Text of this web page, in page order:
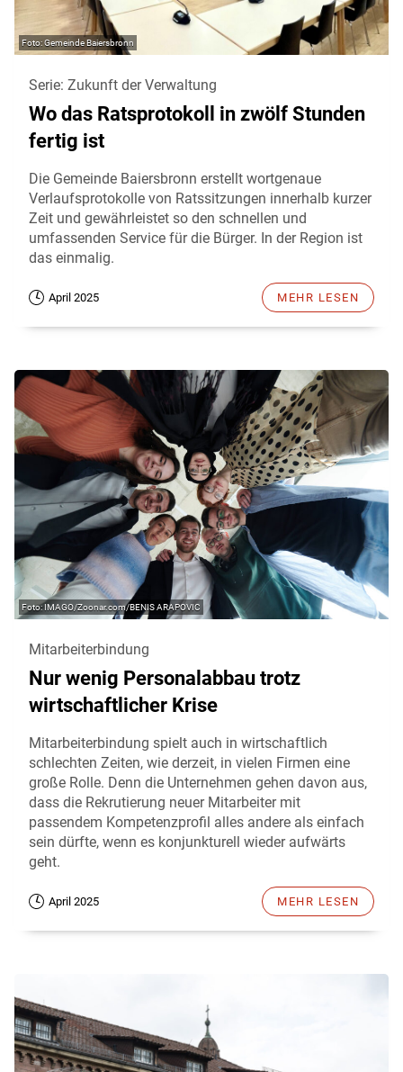
Gemeinde Baiersbronn
Serie: Zukunft der Verwaltung
Wo das Ratsprotokoll in zwölf Stunden
fertig ist
Die Gemeinde Baiersbronn erstellt wortgenaue
Verlaufsprotokolle von Ratssitzungen innerhalb kurzer
Zeit und gewährleistet so den schnellen und
umfassenden Service für die Bürger. In der Region ist
das einmalig.
April 2025 MEHR LESEN
IMAGO/Zoonar.com/BENIS ARAPOVIC
Mitarbeiterbindung
Nur wenig Personalabbau trotz
wirtschaftlicher Krise
Mitarbeiterbindung spielt auch in wirtschaftlich
schlechten Zeiten, wie derzeit, in vielen Firmen eine
große Rolle. Denn die Unternehmen gehen davon aus,
dass die Rekrutierung neuer Mitarbeiter mit
passendem Kompetenzprofil alles andere als einfach
sein dürfte, wenn es konjunkturell wieder aufwärts
geht.
April 2025 MEHR LESEN